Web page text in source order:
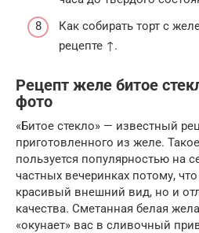
Как собирать торт с
рецепте ↑.
Рецепт желе битое
фото
«Битое стекло» — известный
приготовленного из желе.
пользуется популярностью на
частных вечеринках потому,
красивый внешний вид, но и
качества. Сметанная белая
«окунает» вас в сливочный